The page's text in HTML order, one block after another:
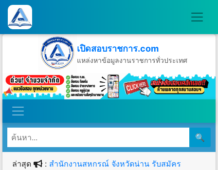
เปิดสอบราชการ.com
แหล่งหาข้อมูลงานราชการทั่วประเทศ
วันเสาร์ที่ 8 เดือนสิงหาคม พ.ศ.2569
🔍
ล่าสุด : สำนักงานสหกรณ์ จังหวัดน่าน รับสมัคร